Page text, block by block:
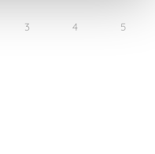
3 4 5